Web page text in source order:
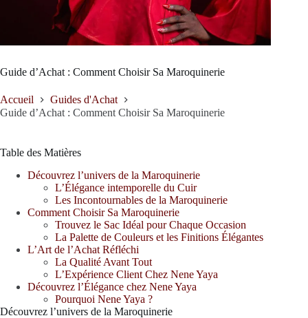
Guide d’Achat : Comment Choisir Sa Maroquinerie
Accueil
Guides d'Achat
Guide d’Achat : Comment Choisir Sa Maroquinerie
Table des Matières
Découvrez l’univers de la Maroquinerie
L’Élégance intemporelle du Cuir
Les Incontournables de la Maroquinerie
Comment Choisir Sa Maroquinerie
Trouvez le Sac Idéal pour Chaque Occasion
La Palette de Couleurs et les Finitions Élégantes
L’Art de l’Achat Réfléchi
La Qualité Avant Tout
L’Expérience Client Chez Nene Yaya
Découvrez l’Élégance chez Nene Yaya
Pourquoi Nene Yaya ?
Découvrez l’univers de la Maroquinerie